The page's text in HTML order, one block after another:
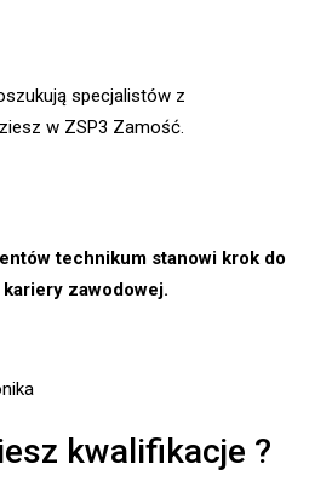
specjalistów z
w ZSP3 Zamość.
technikum stanowi krok do
zawodowej.
kwalifikacje ?